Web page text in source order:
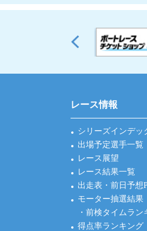
レース情報
シリーズインデッ
出場予定選手一覧
レース展望
レース結果一覧
出走表・前日予想
モーター抽選結果
・前検タイムラン
得点率ランキング